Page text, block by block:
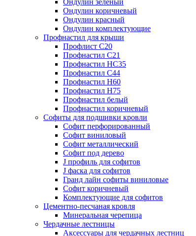
Ондулин зеленый
Ондулин коричневый
Ондулин красный
Ондулин комплектующие
Профнастил для крыши
Профлист С20
Профнастил С21
Профнастил НС35
Профнастил С44
Профнастил Н60
Профнастил Н75
Профнастил белый
Профнастил коричневый
Софиты для подшивки кровли
Cофит перфорированный
Софит виниловый
Софит металлический
Софит под дерево
J профиль для софитов
J фаска для софитов
Гранд лайн софиты виниловые
Софит коричневый
Комплектующие для софитов
Цементно-песчаная кровля
Минеральная черепица
Чердачные лестницы
Аксессуары для чердачных лестниц